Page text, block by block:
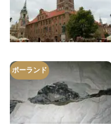
ポーランド